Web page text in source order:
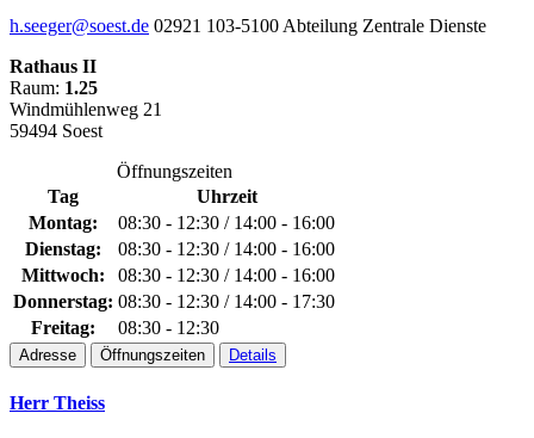
h.seeger@soest.de 02921 103-5100 Abteilung Zentrale Dienste
Rathaus II
Raum: 1.25
Windmühlenweg 21
59494 Soest
Öffnungszeiten
Tag
Uhrzeit
Montag:
08:30 - 12:30 / 14:00 - 16:00
Dienstag:
08:30 - 12:30 / 14:00 - 16:00
Mittwoch:
08:30 - 12:30 / 14:00 - 16:00
Donnerstag: 08:30 - 12:30 / 14:00 - 17:30
Freitag:
08:30 - 12:30
Adresse Öffnungszeiten Details
Herr Theiss